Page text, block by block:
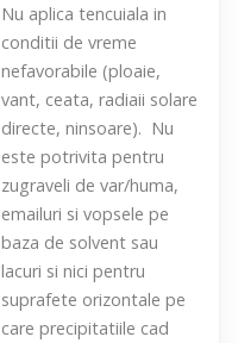
Nu aplica tencuiala in
conditii de vreme
nefavorabile (ploaie,
vant, ceata, radiaii solare
directe, ninsoare). Nu
este potrivita pentru
zugraveli de var/huma,
emailuri si vopsele pe
baza de solvent sau
lacuri si nici pentru
suprafete orizontale pe
care precipitatiile cad